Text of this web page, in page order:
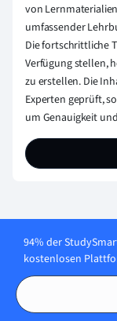
von
umfassender
Die fortschrittliche
Verfügung stellen,
zu erstellen. Die
Experten geprüft,
um Genauigkeit
Lerne
94% der
kostenlosen